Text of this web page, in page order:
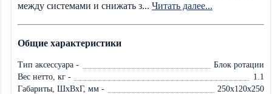
между системами и снижать з... Читать далее...
Общие характеристики
Тип аксессуара -
Блок ротации
Вес нетто, кг -
1.1
Габариты, ШxВxГ, мм -
250x120x250